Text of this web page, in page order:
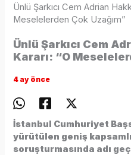
Ünlü Şarkıcı Cem Adrian
Meselelerden Çok Uzağım”
Ünlü Şarkıcı Cem
Kararı: “O
4 ay önce
İstanbul Cumhuriyet
yürütülen geniş
soruşturmasında adı